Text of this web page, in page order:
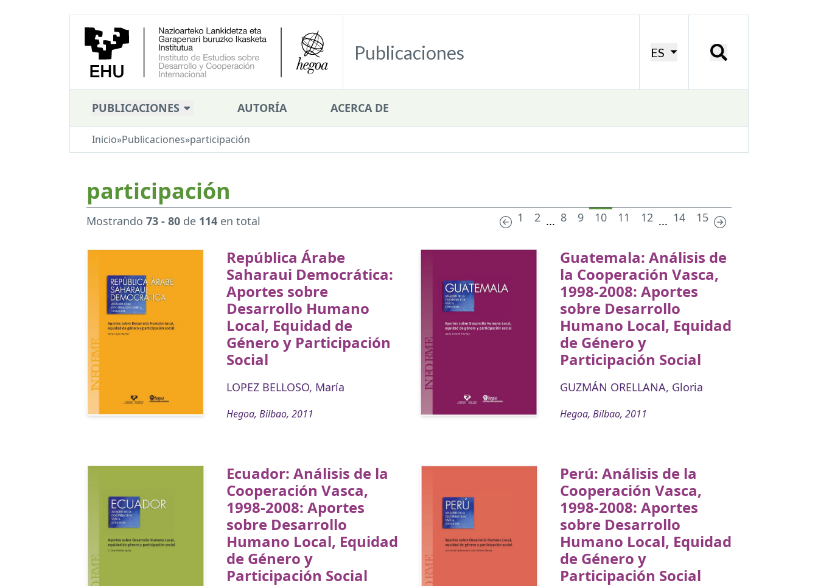
Publicaciones ES
PUBLICACIONES AUTORÍA ACERCA DE
Inicio»Publicaciones»participación
participación
Mostrando 73 - 80 de 114 en total 1 2 ... 8 9 10 11 12 ... 14 15
República Árabe
Saharaui Democrática:
Aportes sobre
Desarrollo Humano
Local, Equidad de
Género y Participación
Social
LOPEZ BELLOSO, María
Hegoa, Bilbao, 2011
Guatemala: Análisis de
la Cooperación Vasca,
1998-2008: Aportes
sobre Desarrollo
Humano Local, Equidad
de Género y
Participación Social
GUZMÁN ORELLANA, Gloria
Hegoa, Bilbao, 2011
Ecuador: Análisis de la
Cooperación Vasca,
1998-2008: Aportes
sobre Desarrollo
Humano Local, Equidad
de Género y
Participación Social
Perú: Análisis de la
Cooperación Vasca,
1998-2008: Aportes
sobre Desarrollo
Humano Local, Equidad
de Género y
Participación Social